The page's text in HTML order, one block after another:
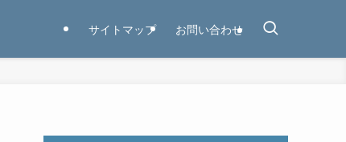
サイトマップ お問い合わせ